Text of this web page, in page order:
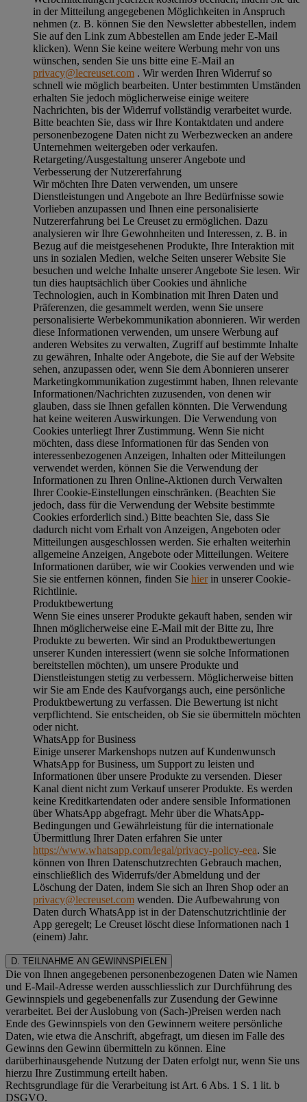
in der Mitteilung angegebenen Möglichkeiten in Anspruch
nehmen (z. B. können Sie den Newsletter abbestellen, indem
Sie auf den Link zum Abbestellen am Ende jeder E-Mail
klicken). Wenn Sie keine weitere Werbung mehr von uns
wünschen, senden Sie uns bitte eine E-Mail an
privacy@lecreuset.com . Wir werden Ihren Widerruf so
schnell wie möglich bearbeiten. Unter bestimmten Umständen
erhalten Sie jedoch möglicherweise einige weitere
Nachrichten, bis der Widerruf vollständig verarbeitet wurde.
Bitte beachten Sie, dass wir Ihre Kontaktdaten und andere
personenbezogene Daten nicht zu Werbezwecken an andere
Unternehmen weitergeben oder verkaufen.
Retargeting/Ausgestaltung unserer Angebote und
Verbesserung der Nutzererfahrung
Wir möchten Ihre Daten verwenden, um unsere
Dienstleistungen und Angebote an Ihre Bedürfnisse sowie
Vorlieben anzupassen und Ihnen eine personalisierte
Nutzererfahrung bei Le Creuset zu ermöglichen. Dazu
analysieren wir Ihre Gewohnheiten und Interessen, z. B. in
Bezug auf die meistgesehenen Produkte, Ihre Interaktion mit
uns in sozialen Medien, welche Seiten unserer Website Sie
besuchen und welche Inhalte unserer Angebote Sie lesen. Wir
tun dies hauptsächlich über Cookies und ähnliche
Technologien, auch in Kombination mit Ihren Daten und
Präferenzen, die gesammelt werden, wenn Sie unsere
personalisierte Werbekommunikation abonnieren. Wir werden
diese Informationen verwenden, um unsere Werbung auf
anderen Websites zu verwalten, Zugriff auf bestimmte Inhalte
zu gewähren, Inhalte oder Angebote, die Sie auf der Website
sehen, anzupassen oder, wenn Sie dem Abonnieren unserer
Marketingkommunikation zugestimmt haben, Ihnen relevante
Informationen/Nachrichten zuzusenden, von denen wir
glauben, dass sie Ihnen gefallen könnten. Die Verwendung
hat keine weiteren Auswirkungen. Die Verwendung von
Cookies unterliegt Ihrer Zustimmung. Wenn Sie nicht
möchten, dass diese Informationen für das Senden von
interessenbezogenen Anzeigen, Inhalten oder Mitteilungen
verwendet werden, können Sie die Verwendung der
Informationen zu Ihren Online-Aktionen durch Verwalten
Ihrer Cookie-Einstellungen einschränken. (Beachten Sie
jedoch, dass für die Verwendung der Website bestimmte
Cookies erforderlich sind.) Bitte beachten Sie, dass Sie
dadurch nicht vom Erhalt von Anzeigen, Angeboten oder
Mitteilungen ausgeschlossen werden. Sie erhalten weiterhin
allgemeine Anzeigen, Angebote oder Mitteilungen. Weitere
Informationen darüber, wie wir Cookies verwenden und wie
Sie sie entfernen können, finden Sie hierin unserer Cookie-
Richtlinie.
Produktbewertung
Wenn Sie eines unserer Produkte gekauft haben, senden wir
Ihnen möglicherweise eine E-Mail mit der Bitte zu, Ihre
Produkte zu bewerten. Wir sind an Produktbewertungen
unserer Kunden interessiert (wenn sie solche Informationen
bereitstellen möchten), um unsere Produkte und
Dienstleistungen stetig zu verbessern. Möglicherweise bitten
wir Sie am Ende des Kaufvorgangs auch, eine persönliche
Produktbewertung zu verfassen. Die Bewertung ist nicht
verpflichtend. Sie entscheiden, ob Sie sie übermitteln möchten
oder nicht.
WhatsApp for Business
Einige unserer Markenshops nutzen auf Kundenwunsch
WhatsApp for Business, um Support zu leisten und
Informationen über unsere Produkte zu versenden. Dieser
Kanal dient nicht zum Verkauf unserer Produkte. Es werden
keine Kreditkartendaten oder andere sensible Informationen
über WhatsApp abgefragt. Mehr über die WhatsApp-
Bedingungen und Gewährleistung für die internationale
Übermittlung Ihrer Daten erfahren Sie unter
https://www.whatsapp.com/legal/privacy-policy-eea. Sie
können von Ihren Datenschutzrechten Gebrauch machen,
einschließlich des Widerrufs/der Abmeldung und der
Löschung der Daten, indem Sie sich an Ihren Shop oder an
privacy@lecreuset.com wenden. Die Aufbewahrung von
Daten durch WhatsApp ist in der Datenschutzrichtlinie der
App geregelt; Le Creuset löscht diese Informationen nach 1
(einem) Jahr.
D. TEILNAHME AN GEWINNSPIELEN
Die von Ihnen angegebenen personenbezogenen Daten wie Namen
und E-Mail-Adresse werden ausschliesslich zur Durchführung des
Gewinnspiels und gegebenenfalls zur Zusendung der Gewinne
verarbeitet. Bei der Auslobung von (Sach-)Preisen werden nach
Ende des Gewinnspiels von den Gewinnern weitere persönliche
Daten, wie etwa die Anschrift, abgefragt, um diesen im Falle des
Gewinns den Gewinn übermitteln zu können. Eine
darüberhinausgehende Nutzung der Daten erfolgt nur, wenn Sie uns
hierzu Ihre Zustimmung erteilt haben.
Rechtsgrundlage für die Verarbeitung ist Art. 6 Abs. 1 S. 1 lit. b
DSGVO.